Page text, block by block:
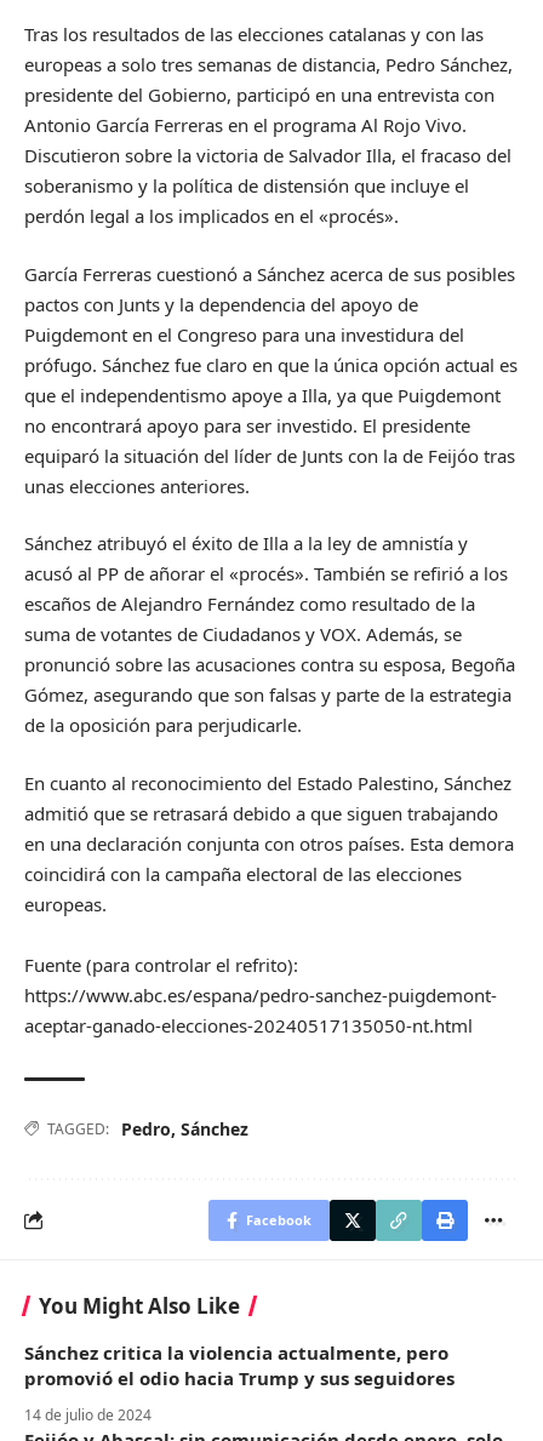
Tras los resultados de las elecciones catalanas y con las
europeas a solo tres semanas de distancia, Pedro Sánchez,
presidente del Gobierno, participó en una entrevista con
Antonio García Ferreras en el programa Al Rojo Vivo.
Discutieron sobre la victoria de Salvador Illa, el fracaso del
soberanismo y la política de distensión que incluye el
perdón legal a los implicados en el «procés».
García Ferreras cuestionó a Sánchez acerca de sus posibles
pactos con Junts y la dependencia del apoyo de
Puigdemont en el Congreso para una investidura del
prófugo. Sánchez fue claro en que la única opción actual es
que el independentismo apoye a Illa, ya que Puigdemont
no encontrará apoyo para ser investido. El presidente
equiparó la situación del líder de Junts con la de Feijóo tras
unas elecciones anteriores.
Sánchez atribuyó el éxito de Illa a la ley de amnistía y
acusó al PP de añorar el «procés». También se refirió a los
escaños de Alejandro Fernández como resultado de la
suma de votantes de Ciudadanos y VOX. Además, se
pronunció sobre las acusaciones contra su esposa, Begoña
Gómez, asegurando que son falsas y parte de la estrategia
de la oposición para perjudicarle.
En cuanto al reconocimiento del Estado Palestino, Sánchez
admitió que se retrasará debido a que siguen trabajando
en una declaración conjunta con otros países. Esta demora
coincidirá con la campaña electoral de las elecciones
europeas.
Fuente (para controlar el refrito):
https://www.abc.es/espana/pedro-sanchez-puigdemont-
aceptar-ganado-elecciones-20240517135050-nt.html
TAGGED: Pedro, Sánchez
Facebook
You Might Also Like
Sánchez critica la violencia actualmente, pero
promovió el odio hacia Trump y sus seguidores
14 de julio de 2024